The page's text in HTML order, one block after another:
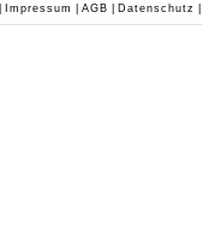
Impressum AGB Datenschutz